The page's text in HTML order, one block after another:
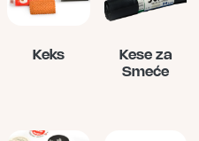
Keks
Kese za
Smeće